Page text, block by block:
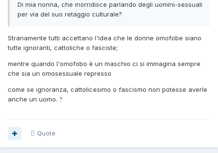
Di mia nonna, che inorridisce parlando degli uomini-sessuali
per via del suo retaggio culturale?
Stranamente tutti accettano l'idea che le donne omofobe siano
tutte ignoranti, cattoliche o fasciste;
mentre quando l'omofobo è un maschio ci si immagina sempre
che sia un omosessuale represso
come se ignoranza, cattolicesimo o fascismo non potesse averle
anche un uomo. ?
Quote